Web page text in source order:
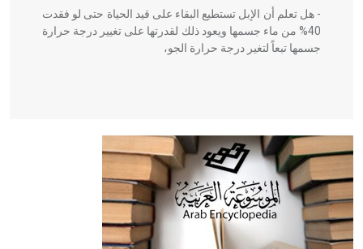
- هل تعلم أن الإبل تستطيع البقاء على قيد الحياة حتى لو فقدت
40% من ماء جسمها ويعود ذلك لقدرتها على تغيير درجة حرارة
جسمها تبعاً لتغير درجة حرارة الجو،
- هل تعلم أن أبقراط كتب في الطب أربعة مؤلفات هي:
الحكم، الأدلة، تنظيم التغذية، ورسالته في جروح الرأس. ويعود
له الفضل بأنه حرر الطب من الدين والفلسفة.